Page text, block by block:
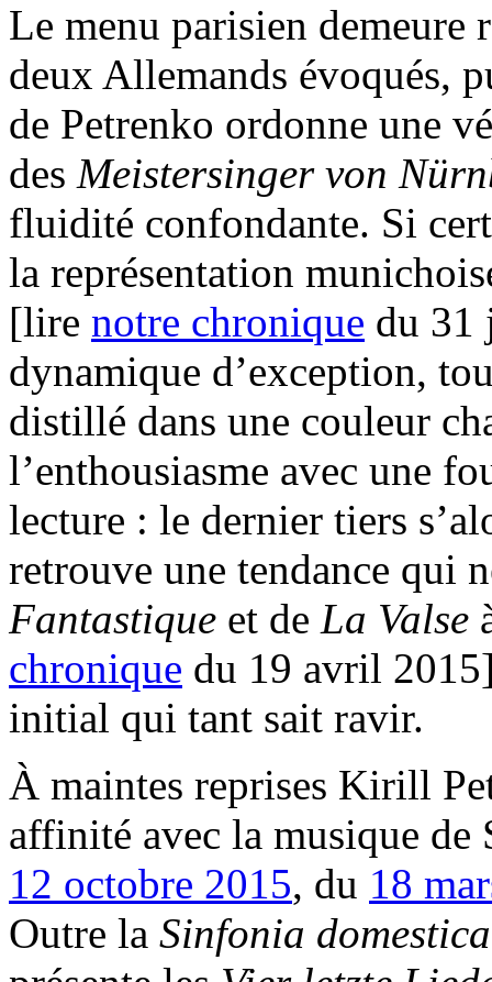
Le menu parisien demeure
deux Allemands évoqués,
de Petrenko ordonne une
des Meistersinger von
fluidité confondante. Si
la représentation
[lire notre chronique du 31
dynamique d’exception,
distillé dans une couleur
l’enthousiasme avec une
lecture : le dernier tiers
retrouve une tendance qui
Fantastique et de La Valse
chronique du 19 avril
initial qui tant sait ravir.
À maintes reprises Kirill
affinité avec la musique de
12 octobre 2015, du 18
Outre la Sinfonia